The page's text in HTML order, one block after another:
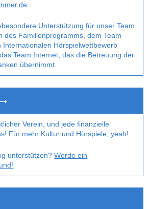
Unterstützung für unser Team
des Familienprogramms, dem Team
Internatio­nalen Hörspielwettbewerb
Team Internet, das die Betreuung der
übernimmt.
Verein, und jede finanzielle
Für mehr Kultur und Hörspiele, yeah!
unterstützen?Werde ein